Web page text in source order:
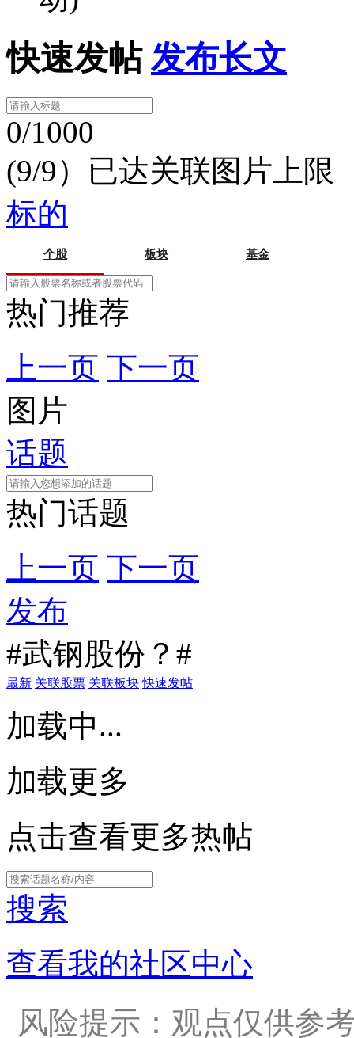
快速发帖 发布长文
0/1000
(9/9）已达关联图片上限
标的
个股 板块 基金
热门推荐
上一页 下一页
图片
话题
热门话题
上一页 下一页
发布
#武钢股份？#
最新 关联股票 关联板块 快速发帖
加载中...
加载更多
点击查看更多热帖
搜索
查看我的社区中心
风险提示：观点仅供参